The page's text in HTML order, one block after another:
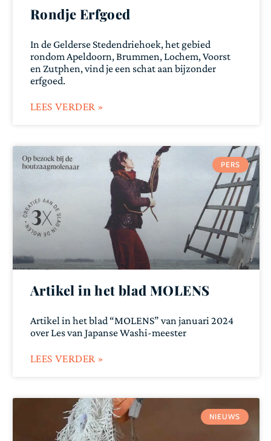
Rondje Erfgoed
In de Gelderse Stedendriehoek, het gebied
rondom Apeldoorn, Brummen, Lochem, Voorst
en Zutphen, vind je een schat aan bijzonder
erfgoed.
LEES VERDER »
PERS
Artikel in het blad MOLENS
Artikel in het blad “MOLENS” van januari 2024
over Les van Japanse Washi-meester
LEES VERDER »
NIEUWS